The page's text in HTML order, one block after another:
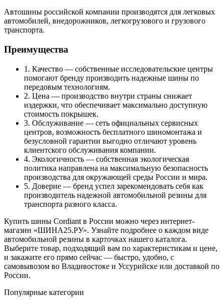
Автошины российской компании производятся для легковых
автомобилей, внедорожников, легкогрузового и грузового
транспорта.
Преимущества
1. Качество — собственные исследовательские центры
помогают бренду производить надежные шины по
передовым технологиям.
2. Цена — производство внутри страны снижает
издержки, что обеспечивает максимально доступную
стоимость покрышек.
3. Обслуживание — сеть официальных сервисных
центров, возможность бесплатного шиномонтажа и
безусловной гарантии выгодно отличают уровень
клиентского обслуживания компании.
4. Экологичность — собственная экологическая
политика направлена на максимальную безопасность
производства для окружающей среды России и мира.
5. Доверие — бренд успел зарекомендовать себя как
производитель надежной автомобильной резины для
транспорта разного класса.
Купить шины Cordiant в России можно через интернет-
магазин «ШИНА25.РУ». Узнайте подробнее о каждом виде
автомобильной резины в карточках нашего каталога.
Выберите товар, подходящий вам по характеристикам и цене,
и закажите его прямо сейчас — быстро, удобно, с
самовывозом во Владивостоке и Уссурийске или доставкой по
России.
Популярные категории